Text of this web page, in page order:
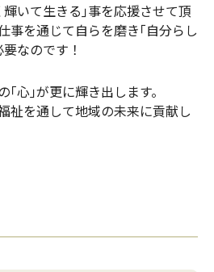
いて生きる｣事を応援させて頂
事を通じて自らを磨き｢自分らし
なのです！
心｣が更に輝き出します。
祉を通して地域の未来に貢献し